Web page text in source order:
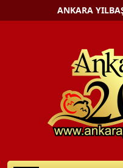
ANKARA